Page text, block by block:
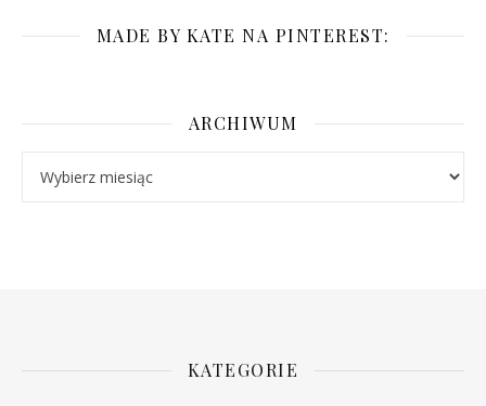
MADE BY KATE NA PINTEREST:
ARCHIWUM
KATEGORIE